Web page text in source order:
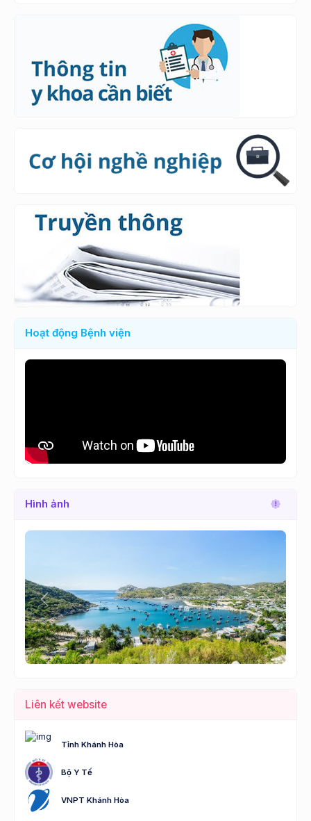
Hoạt động Bệnh viện
Hình ảnh
Lùi Tới
Liên kết website
Tỉnh Khánh Hòa
Bộ Y Tế
VNPT Khánh Hòa